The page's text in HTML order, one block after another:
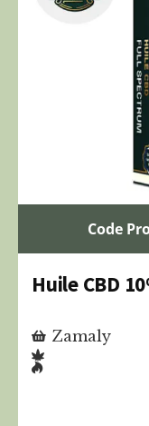
Code
Huile CBD
Zamaly